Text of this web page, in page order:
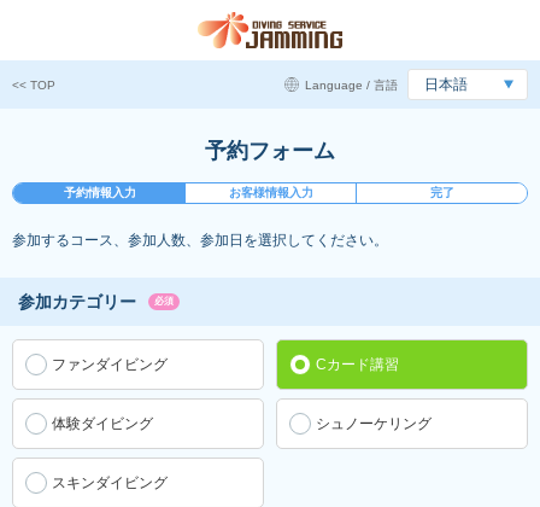
<< TOP Language / 言語
予約フォーム
予約情報入力 お客様情報入力 完了
参加するコース、参加人数、参加日を選択してください。
参加カテゴリー 必須
ファンダイビング Cカード講習
体験ダイビング シュノーケリング
スキンダイビング